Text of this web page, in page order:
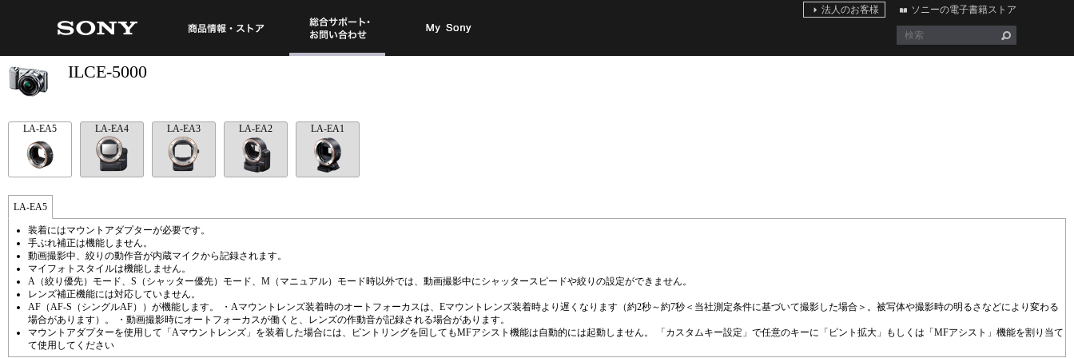
法人のお客様 ソニーの電子書籍ストア
ILCE-5000
LA-EA5 LA-EA4 LA-EA3 LA-EA2 LA-EA1
LA-EA5
装着にはマウントアダプターが必要です。
手ぶれ補正は機能しません。
動画撮影中、絞りの動作音が内蔵マイクから記録されます。
マイフォトスタイルは機能しません。
A（絞り優先）モード、S（シャッター優先）モード、M（マニュアル）モード時以外では、動画撮影中にシャッタースピードや絞りの設定ができません。
レンズ補正機能には対応していません。
AF（AF-S（シングルAF））が機能します。 ・Aマウントレンズ装着時のオートフォーカスは、Eマウントレンズ装着時より遅くなります（約2秒～約7秒＜当社測定条件に基づいて撮影した場合＞。被写体や撮影時の明るさなどにより変わる
場合があります）。 ・動画撮影時にオートフォーカスが働くと、レンズの作動音が記録される場合があります。
マウントアダプターを使用して「Aマウントレンズ」を装着した場合には、ピントリングを回してもMFアシスト機能は自動的には起動しません。 「カスタムキー設定」で任意のキーに「ピント拡大」もしくは「MFアシスト」機能を割り当て
て使用してください